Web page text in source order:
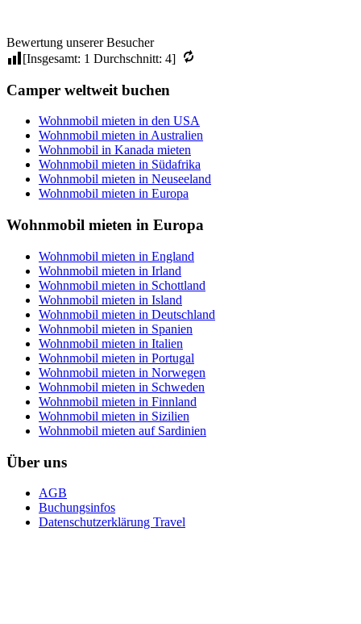
Bewertung unserer Besucher
[Insgesamt: 1 Durchschnitt: 4]
Camper weltweit buchen
Wohnmobil mieten in den USA
Wohnmobil mieten in Australien
Wohnmobil in Kanada mieten
Wohnmobil mieten in Südafrika
Wohnmobil mieten in Neuseeland
Wohnmobil mieten in Europa
Wohnmobil mieten in Europa
Wohnmobil mieten in England
Wohnmobil mieten in Irland
Wohnmobil mieten in Schottland
Wohnmobil mieten in Island
Wohnmobil mieten in Deutschland
Wohnmobil mieten in Spanien
Wohnmobil mieten in Italien
Wohnmobil mieten in Portugal
Wohnmobil mieten in Norwegen
Wohnmobil mieten in Schweden
Wohnmobil mieten in Finnland
Wohnmobil mieten in Sizilien
Wohnmobil mieten auf Sardinien
Über uns
AGB
Buchungsinfos
Datenschutzerklärung Travel